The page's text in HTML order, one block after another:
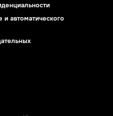
и автоматического